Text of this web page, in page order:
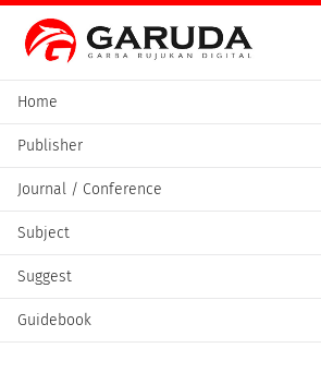
Home
Publisher
Journal / Conference
Subject
Suggest
Guidebook